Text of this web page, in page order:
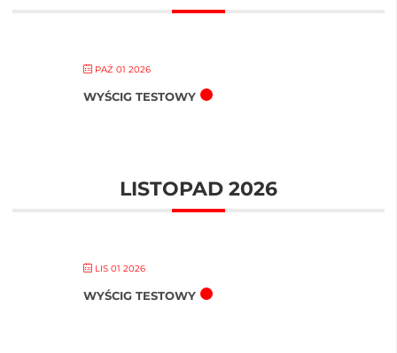
PAŹ 01 2026
WYŚCIG TESTOWY
LISTOPAD 2026
LIS 01 2026
WYŚCIG TESTOWY